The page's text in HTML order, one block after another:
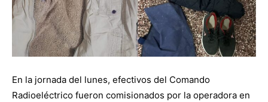
En la jornada del lunes, efectivos del Comando
Radioeléctrico fueron comisionados por la operadora en